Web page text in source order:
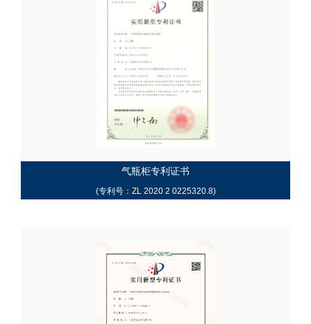
气瓶柜专利证书
(专利号：ZL 2020 2 0225320.8)